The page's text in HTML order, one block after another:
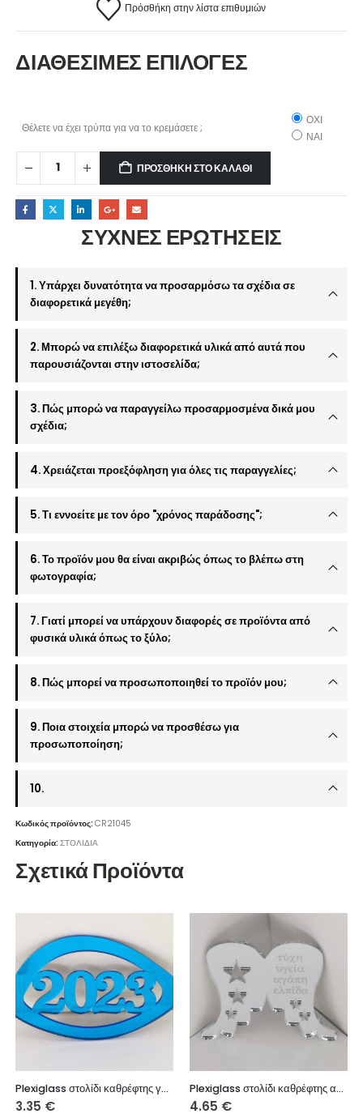
Πρόσθήκη στην λίστα επιθυμιών
ΔΙΑΘΕΣΙΜΕΣ ΕΠΙΛΟΓΕΣ
Θέλετε να έχει τρύπα για να το κρεμάσετε ;
ΟΧΙ
ΝΑΙ
ΠΡΟΣΘΉΚΗ ΣΤΟ ΚΑΛΆΘΙ
ΣΥΧΝΕΣ ΕΡΩΤΗΣΕΙΣ
1. Υπάρχει δυνατότητα να προσαρμόσω τα σχέδια σε
διαφορετικά μεγέθη;
2. Μπορώ να επιλέξω διαφορετικά υλικά από αυτά που
παρουσιάζονται στην ιστοσελίδα;
3. Πώς μπορώ να παραγγείλω προσαρμοσμένα δικά μου
σχέδια;
4. Χρειάζεται προεξόφληση για όλες τις παραγγελίες;
5. Τι εννοείτε με τον όρο "χρόνος παράδοσης";
6. Το προϊόν μου θα είναι ακριβώς όπως το βλέπω στη
φωτογραφία;
7. Γιατί μπορεί να υπάρχουν διαφορές σε προϊόντα από
φυσικά υλικά όπως το ξύλο;
8. Πώς μπορεί να προσωποποιηθεί το προϊόν μου;
9. Ποια στοιχεία μπορώ να προσθέσω για
προσωποποίηση;
10.
Κωδικός προϊόντος:CR21045
Κατηγορία:ΣΤΟΛΙΔΙΑ
Σχετικά Προϊόντα
Plexiglass στολίδι καθρέφτης γαλάζιος 7 εκ.
3.35 €
Plexiglass στολίδι καθρέφτης ασημί 10 εκ.
4.65 €